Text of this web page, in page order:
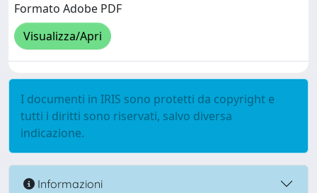
Formato Adobe PDF
Visualizza/Apri
I documenti in IRIS sono protetti da copyright e
tutti i diritti sono riservati, salvo diversa
indicazione.
Informazioni